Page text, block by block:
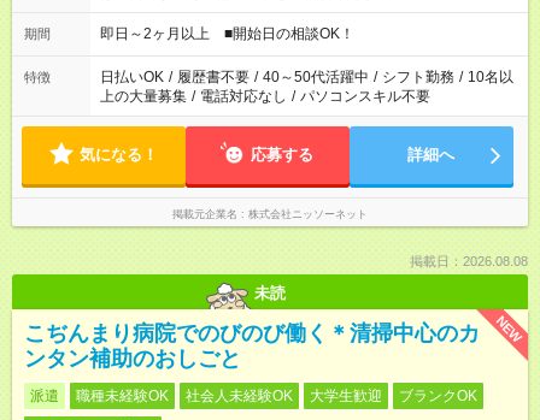
期間 即日～2ヶ月以上 ■開始日の相談OK！
特徴 日払いOK / 履歴書不要 / 40～50代活躍中 / シフト勤務 / 10名以
上の大量募集 / 電話対応なし / パソコンスキル不要
気になる！ 応募する 詳細へ
掲載元企業名 株式会社ニッソーネット
掲載日：2026.08.08
未読
NEW
こぢんまり病院でのびのび働く＊清掃中心のカ
ンタン補助のおしごと
派遣 職種未経験OK 社会人未経験OK 大学生歓迎
ブランクOK